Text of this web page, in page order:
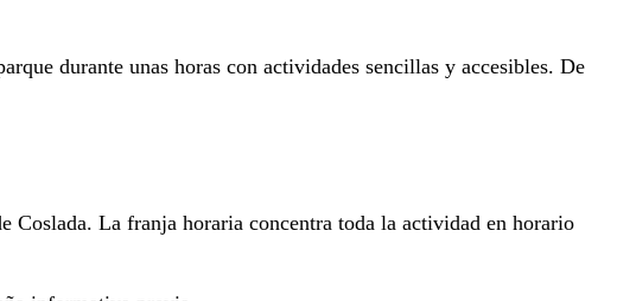
durante unas horas con actividades sencillas y accesibles. De
Coslada. La franja horaria concentra toda la actividad en horario